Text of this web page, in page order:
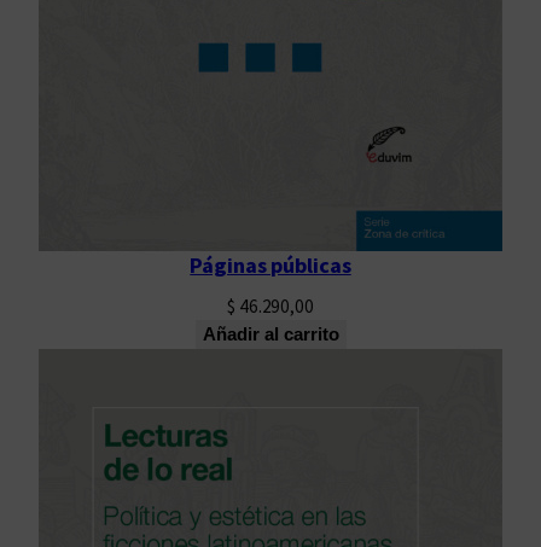
Páginas públicas
$ 46.290,00
Añadir al carrito